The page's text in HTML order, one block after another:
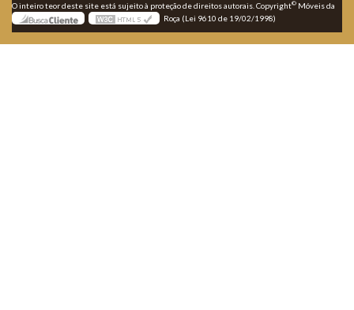
O inteiro teor deste site está sujeito à proteção de direitos autorais. Copyright© Móveis da
Roça (Lei 9610 de 19/02/1998)